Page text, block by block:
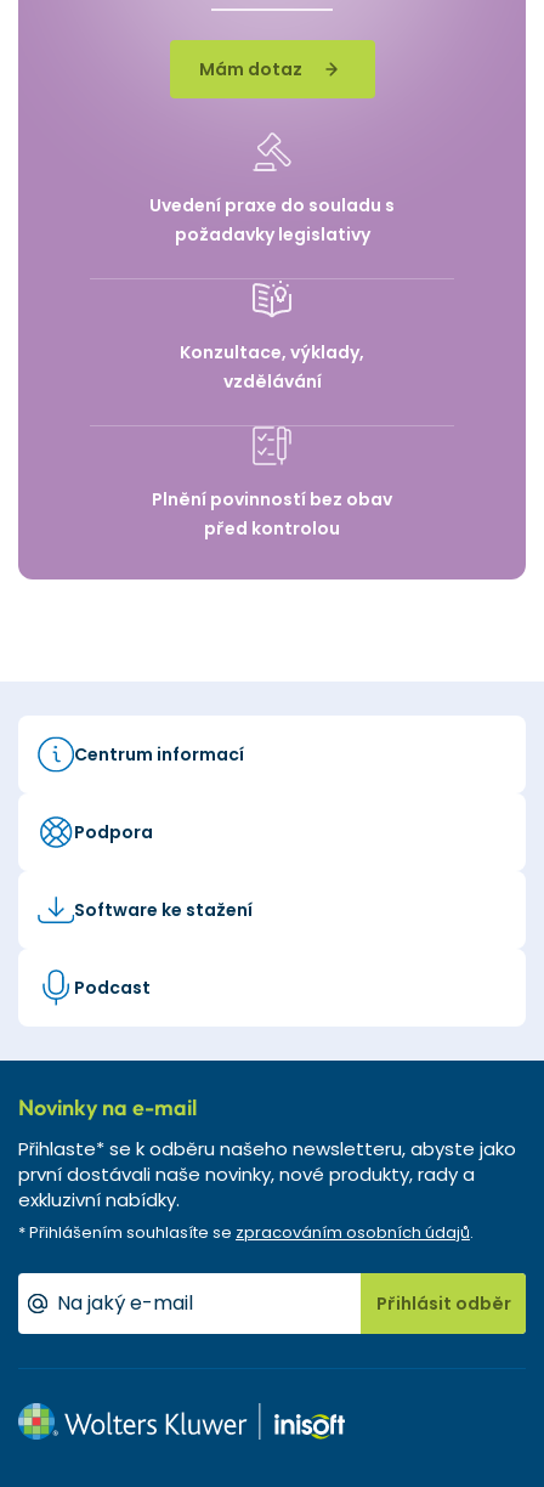
Mám dotaz
Uvedení praxe do souladu s
požadavky legislativy
Konzultace, výklady,
vzdělávání
Plnění povinností bez obav
před kontrolou
Centrum informací
Podpora
Software ke stažení
Podcast
Novinky na e-mail
Přihlaste* se k odběru našeho newsletteru, abyste jako
první dostávali naše novinky, nové produkty, rady a
exkluzivní nabídky.
* Přihlášením souhlasíte se zpracováním osobních údajů.
Přihlásit odběr